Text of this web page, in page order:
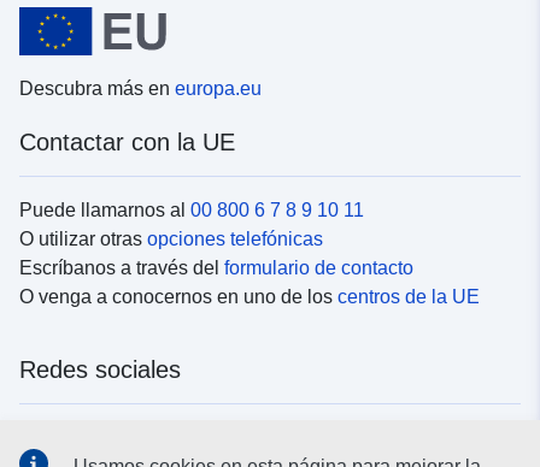
Descubra más en europa.eu
Contactar con la UE
Puede llamarnos al 00 800 6 7 8 9 10 11
O utilizar otras opciones telefónicas
Escríbanos a través del formulario de contacto
O venga a conocernos en uno de los centros de la UE
Redes sociales